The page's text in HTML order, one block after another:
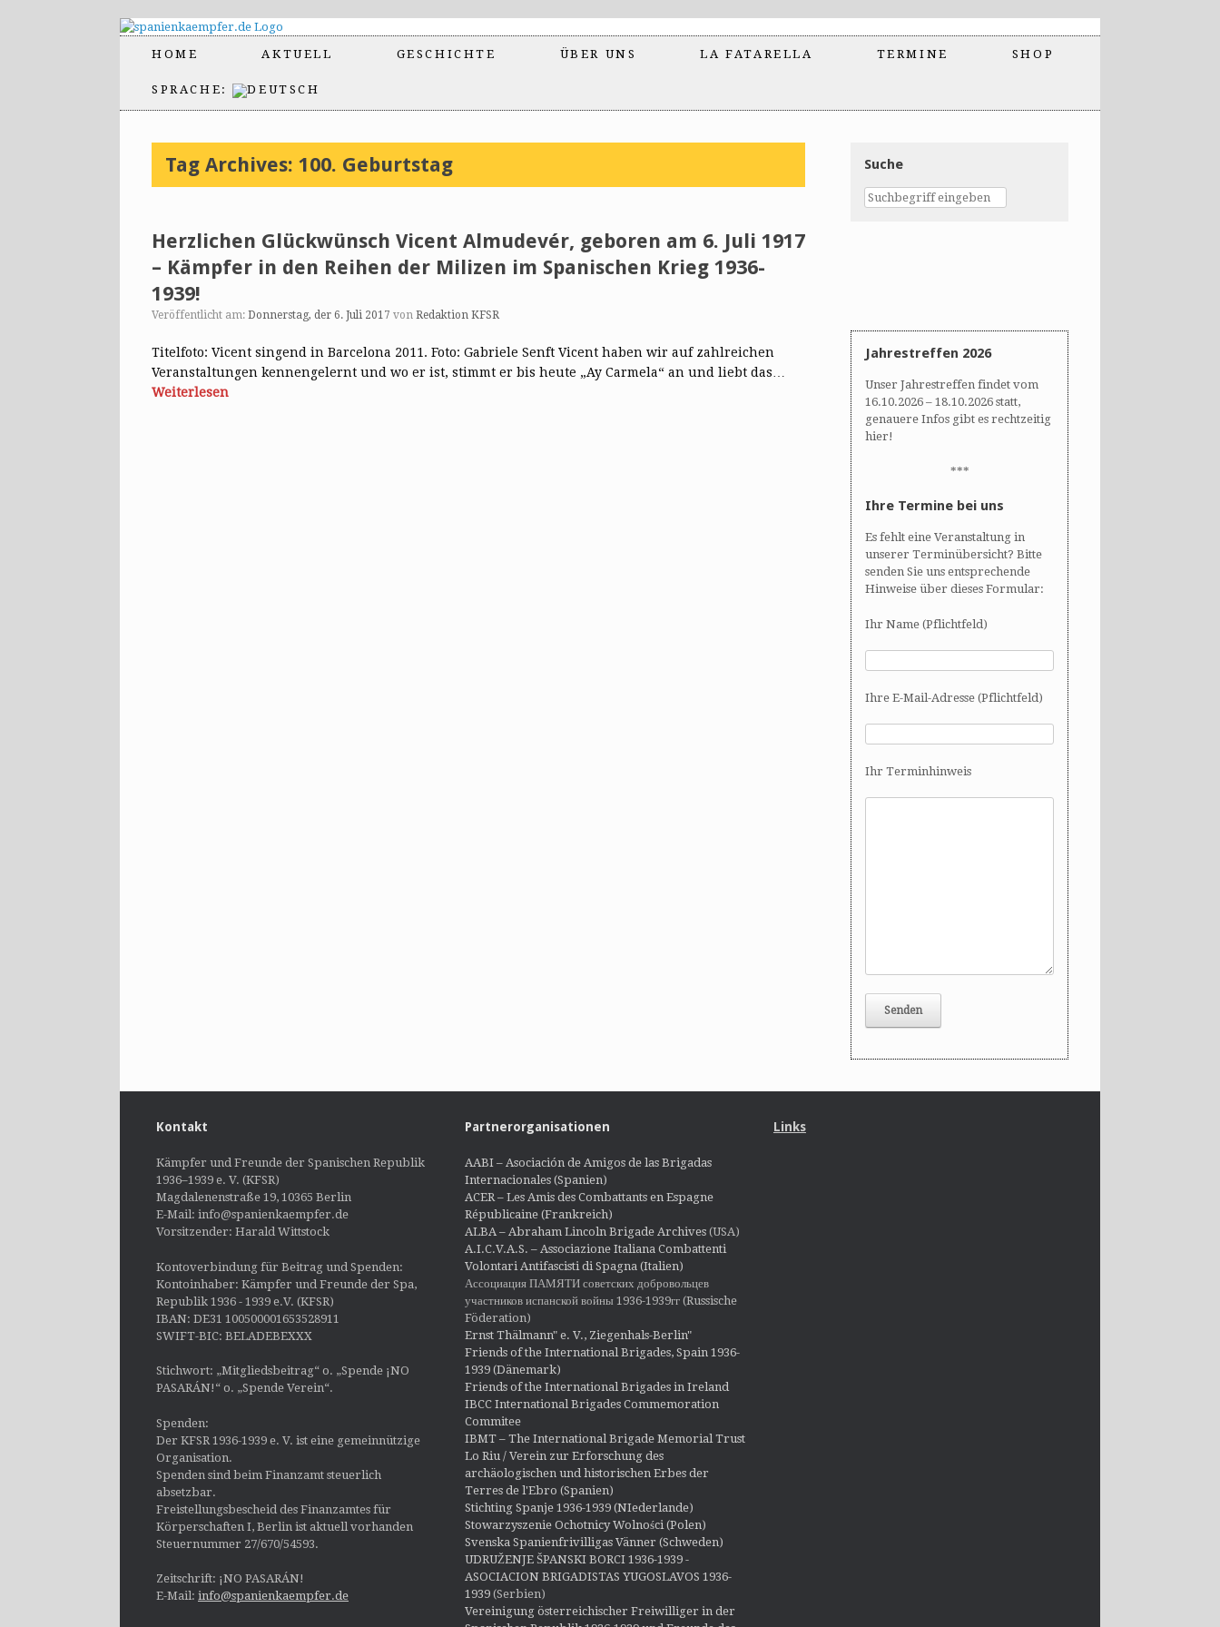
HOME AKTUELL GESCHICHTE ÜBER UNS LA FATARELLA TERMINE SHOP
SPRACHE:
Tag Archives: 100. Geburtstag
Herzlichen Glückwünsch Vicent Almudevér, geboren am 6. Juli 1917
– Kämpfer in den Reihen der Milizen im Spanischen Krieg 1936-
1939!
Veröffentlicht am: Donnerstag, der 6. Juli 2017 von Redaktion KFSR
Titelfoto: Vicent singend in Barcelona 2011. Foto: Gabriele Senft Vicent haben wir auf zahlreichen
Veranstaltungen kennengelernt und wo er ist, stimmt er bis heute „Ay Carmela“ an und liebt das…
Weiterlesen
Suche
Jahrestreffen 2026
Unser Jahrestreffen findet vom
16.10.2026 – 18.10.2026 statt,
genauere Infos gibt es rechtzeitig
hier!
***
Ihre Termine bei uns
Es fehlt eine Veranstaltung in
unserer Terminübersicht? Bitte
senden Sie uns entsprechende
Hinweise über dieses Formular:
Ihr Name (Pflichtfeld)
Ihre E-Mail-Adresse (Pflichtfeld)
Ihr Terminhinweis
Kontakt
Kämpfer und Freunde der Spanischen Republik
1936–1939 e. V. (KFSR)
Magdalenenstraße 19, 10365 Berlin
E-Mail: info@spanienkaempfer.de
Vorsitzender: Harald Wittstock
Kontoverbindung für Beitrag und Spenden:
Kontoinhaber: Kämpfer und Freunde der Spa,
Republik 1936 - 1939 e.V. (KFSR)
IBAN: DE31 100500001653528911
SWIFT-BIC: BELADEBEXXX
Stichwort: „Mitgliedsbeitrag“ o. „Spende ¡NO
PASARÁN!“ o. „Spende Verein“.
Spenden:
Der KFSR 1936-1939 e. V. ist eine gemeinnützige
Organisation.
Spenden sind beim Finanzamt steuerlich
absetzbar.
Freistellungsbescheid des Finanzamtes für
Körperschaften I, Berlin ist aktuell vorhanden
Steuernummer 27/670/54593.
Zeitschrift: ¡NO PASARÁN!
E-Mail: info@spanienkaempfer.de
Partnerorganisationen
AABI – Asociación de Amigos de las Brigadas
Internacionales (Spanien)
ACER – Les Amis des Combattants en Espagne
Républicaine (Frankreich)
ALBA – Abraham Lincoln Brigade Archives(USA)
A.I.C.V.A.S. – Associazione Italiana Combattenti
Volontari Antifascisti di Spagna (Italien)
Ассоциация ПАМЯТИ советских добровольцев
участников испанской войны 1936-1939гг (Russische
Föderation)
Ernst Thälmann" e. V., Ziegenhals-Berlin"
Friends of the International Brigades, Spain 1936-
1939 (Dänemark)
Friends of the International Brigades in Ireland
IBCC International Brigades Commemoration
Commitee
IBMT – The International Brigade Memorial Trust
Lo Riu / Verein zur Erforschung des
archäologischen und historischen Erbes der
Terres de l'Ebro (Spanien)
Stichting Spanje 1936-1939 (NIederlande)
Stowarzyszenie Ochotnicy Wolności (Polen)
Svenska Spanienfrivilligas Vänner (Schweden)
UDRUŽENJE ŠPANSKI BORCI 1936-1939 -
ASOCIACION BRIGADISTAS YUGOSLAVOS 1936-
1939(Serbien)
Vereinigung österreichischer Freiwilliger in der
Links